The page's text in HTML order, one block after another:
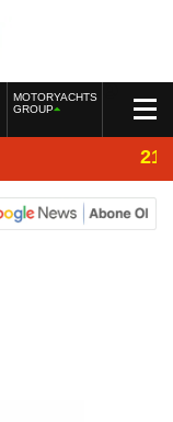
MOTORYACHTS
GROUP